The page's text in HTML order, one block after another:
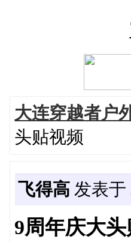
大连穿越者户
头贴视频
飞得高 发表于
9周年庆大